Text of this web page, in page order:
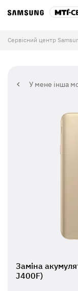
Сервісний центр
У мене інша
Заміна
J400F)